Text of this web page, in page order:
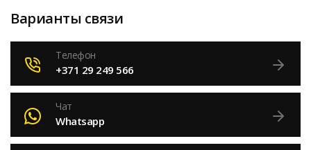
Варианты связи
Телефон
+371 29 249 566
Чат
Whatsapp